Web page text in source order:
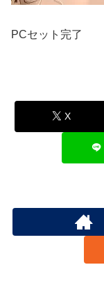
PCセット完了
X